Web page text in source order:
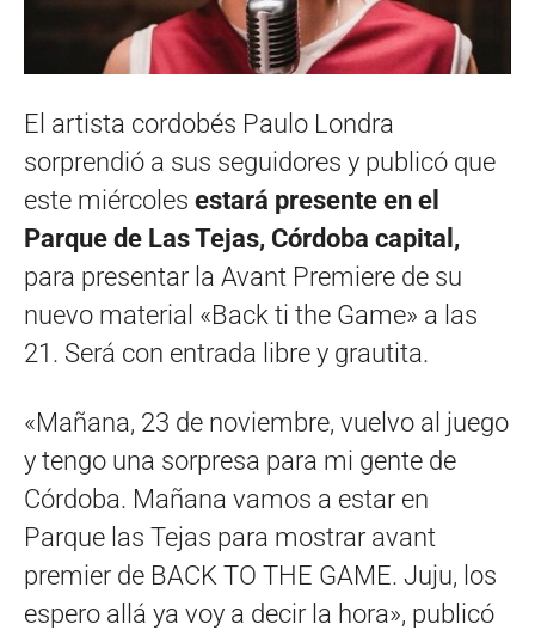
El artista cordobés Paulo Londra
sorprendió a sus seguidores y publicó que
este miércoles estará presente en el
Parque de Las Tejas, Córdoba capital,
para presentar la Avant Premiere de su
nuevo material «Back ti the Game» a las
21. Será con entrada libre y grautita.
«Mañana, 23 de noviembre, vuelvo al juego
y tengo una sorpresa para mi gente de
Córdoba. Mañana vamos a estar en
Parque las Tejas para mostrar avant
premier de BACK TO THE GAME. Juju, los
espero allá ya voy a decir la hora», publicó